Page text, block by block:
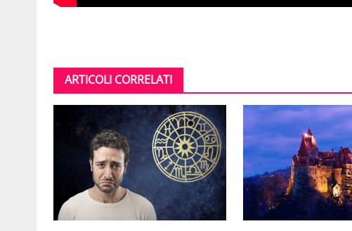
ARTICOLI CORRELATI